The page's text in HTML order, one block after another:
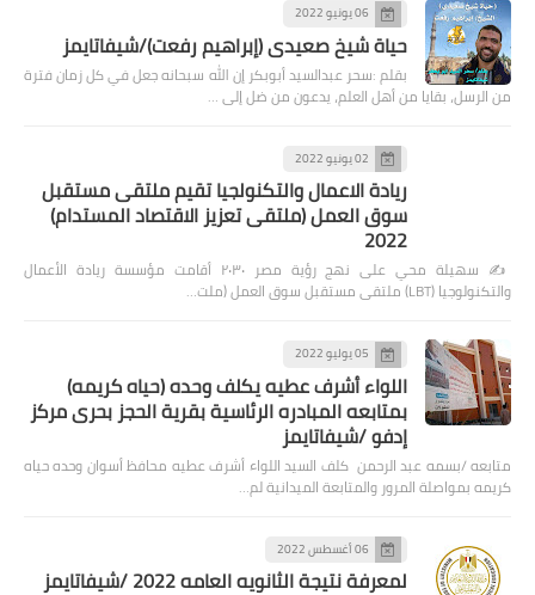
06 يونيو 2022
حياة شيخ صعيدى (إبراهيم رفعت)/شيفاتايمز
بقلم :سحر عبدالسيد أبوبكر إن الله سبحانه جعل في كل زمان فترة
من الرسل، بقايا من أهل العلم، يدعون من ضل إلى …
02 يونيو 2022
ريادة الاعمال والتكنولجيا تقيم ملتقى مستقبل
سوق العمل (ملتقى تعزيز الاقتصاد المستدام)
2022
✍️ سهيلة محي على نهج رؤية مصر ٢٠٣٠ أقامت مؤسسة ريادة الأعمال
والتكنولوجيا (LBT) ملتقى مستقبل سوق العمل (ملت…
05 يوليو 2022
اللواء أشرف عطيه يكلف وحده (حياه كريمه)
بمتابعه المبادره الرئاسية بقرية الحجز بحرى مركز
إدفو /شيفاتايمز
متابعه /بسمه عبد الرحمن كلف السيد اللواء أشرف عطيه محافظ أسوان وحده حياه
كريمه بمواصلة المرور والمتابعة الميدانية لم…
06 أغسطس 2022
لمعرفة نتيجة الثانويه العامه 2022 /شيفاتايمز